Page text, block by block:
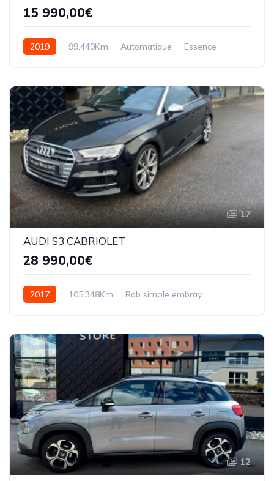
15 990,00€
2019 99,440Km Automatique Essence
17
AUDI S3 CABRIOLET
28 990,00€
2017 105,348Km
Rob simple embray
12